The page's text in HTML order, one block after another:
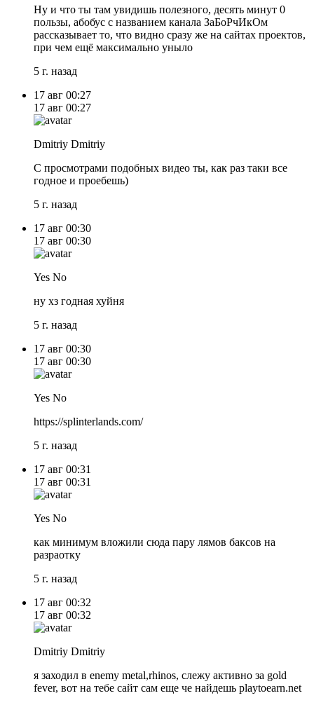
Ну и что ты там увидишь полезного, десять минут 0
пользы, абобус с названием канала ЗаБоРчИкОм
рассказывает то, что видно сразу же на сайтах проектов,
при чем ещё максимально уныло
5 г. назад
17 авг 00:27
17 авг 00:27
Dmitriy Dmitriy
С просмотрами подобных видео ты, как раз таки все
годное и проебешь)
5 г. назад
17 авг 00:30
17 авг 00:30
Yes No
ну хз годная хуйня
5 г. назад
17 авг 00:30
17 авг 00:30
Yes No
https://splinterlands.com/
5 г. назад
17 авг 00:31
17 авг 00:31
Yes No
как минимум вложили сюда пару лямов баксов на
разраотку
5 г. назад
17 авг 00:32
17 авг 00:32
Dmitriy Dmitriy
я заходил в enemy metal,rhinos, слежу активно за gold
fever, вот на тебе сайт сам еще че найдешь playtoearn.net